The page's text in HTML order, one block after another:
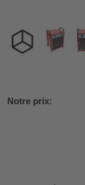
Notre prix: